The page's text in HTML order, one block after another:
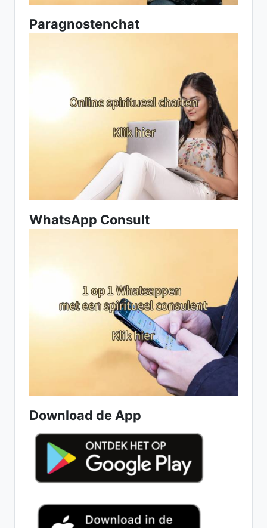
Paragnostenchat
WhatsApp Consult
Download de App